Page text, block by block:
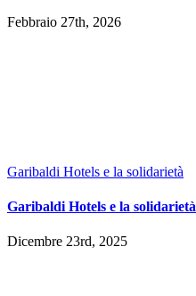
Febbraio 27th, 2026
Garibaldi Hotels e la solidarietà
Garibaldi Hotels e la solidarietà
Dicembre 23rd, 2025